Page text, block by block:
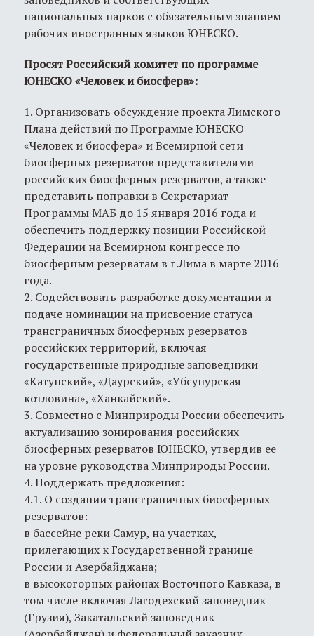
национальных парков с обязательным знанием
рабочих иностранных языков ЮНЕСКО.
Просят Российский комитет по программе
ЮНЕСКО «Человек и биосфера»:
1. Организовать обсуждение проекта Лимского
Плана действий по Программе ЮНЕСКО
«Человек и биосфера» и Всемирной сети
биосферных резерватов представителями
российских биосферных резерватов, а также
представить поправки в Секретариат
Программы МАБ до 15 января 2016 года и
обеспечить поддержку позиции Российской
Федерации на Всемирном конгрессе по
биосферным резерватам в г.Лима в марте 2016
года.
2. Содействовать разработке документации и
подаче номинации на присвоение статуса
трансграничных биосферных резерватов
российских территорий, включая
государственные природные заповедники
«Катунский», «Даурский», «Убсунурская
котловина», «Ханкайский».
3. Совместно с Минприроды России обеспечить
актуализацию зонирования российских
биосферных резерватов ЮНЕСКО, утвердив ее
на уровне руководства Минприроды России.
4. Поддержать предложения:
4.1. О создании трансграничных биосферных
резерватов:
в бассейне реки Самур, на участках,
прилегающих к Государственной границе
России и Азербайджана;
в высокогорных районах Восточного Кавказа, в
том числе включая Лагодехский заповедник
(Грузия), Закатальский заповедник